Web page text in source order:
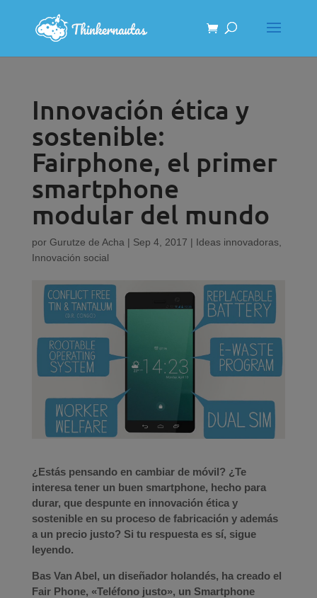
Innovación ética y
sostenible:
Fairphone, el primer
smartphone
modular del mundo
por Gurutze de Acha | Sep 4, 2017 | Ideas innovadoras,
Innovación social
¿Estás pensando en cambiar de móvil? ¿Te
interesa tener un buen smartphone, hecho para
durar, que despunte en innovación ética y
sostenible en su proceso de fabricación y además
a un precio justo? Si tu respuesta es sí, sigue
leyendo.
Bas Van Abel, un diseñador holandés, ha creado el
Fair Phone, «Teléfono justo», un Smartphone